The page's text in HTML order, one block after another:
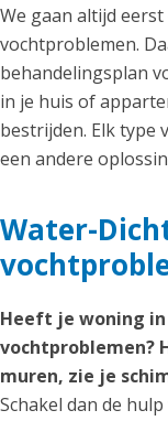
We gaan altijd
vochtproblemen.
behandelingsplan
in je huis of
bestrijden. Elk type
een andere
Water-
Heeft je woning
vochtproblemen?
muren, zie je
Schakel dan de